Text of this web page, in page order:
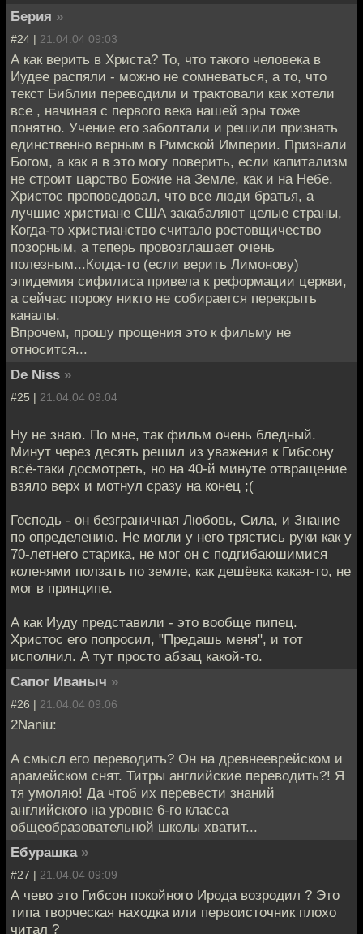
Берия »
#24 | 21.04.04 09:03
А как верить в Христа? То, что такого человека в
Иудее распяли - можно не сомневаться, а то, что
текст Библии переводили и трактовали как хотели
все , начиная с первого века нашей эры тоже
понятно. Учение его заболтали и решили признать
единственно верным в Римской Империи. Признали
Богом, а как я в это могу поверить, если капитализм
не строит царство Божие на Земле, как и на Небе.
Христос проповедовал, что все люди братья, а
лучшие христиане США закабаляют целые страны,
Когда-то христианство считало ростовщичество
позорным, а теперь провозглашает очень
полезным...Когда-то (если верить Лимонову)
эпидемия сифилиса привела к реформации церкви,
а сейчас пороку никто не собирается перекрыть
каналы.
Впрочем, прошу прощения это к фильму не
относится...
De Niss »
#25 | 21.04.04 09:04
Ну не знаю. По мне, так фильм очень бледный.
Минут через десять решил из уважения к Гибсону
всё-таки досмотреть, но на 40-й минуте отвращение
взяло верх и мотнул сразу на конец ;(
Господь - он безграничная Любовь, Сила, и Знание
по определению. Не могли у него трястись руки как у
70-летнего старика, не мог он с подгибаюшимися
коленями ползать по земле, как дешёвка какая-то, не
мог в принципе.
А как Иуду представили - это вообще пипец.
Христос его попросил, "Предашь меня", и тот
исполнил. А тут просто абзац какой-то.
Сапог Иваныч »
#26 | 21.04.04 09:06
2Naniu:
А смысл его переводить? Он на древнееврейском и
арамейском снят. Титры английские переводить?! Я
тя умоляю! Да чтоб их перевести знаний
английского на уровне 6-го класса
общеобразовательной школы хватит...
Ебурашка »
#27 | 21.04.04 09:09
А чево это Гибсон покойного Ирода возродил ? Это
типа творческая находка или первоисточник плохо
читал ?